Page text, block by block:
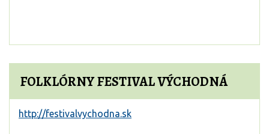
FOLKLÓRNY FESTIVAL VÝCHODNÁ
http://festivalvychodna.sk